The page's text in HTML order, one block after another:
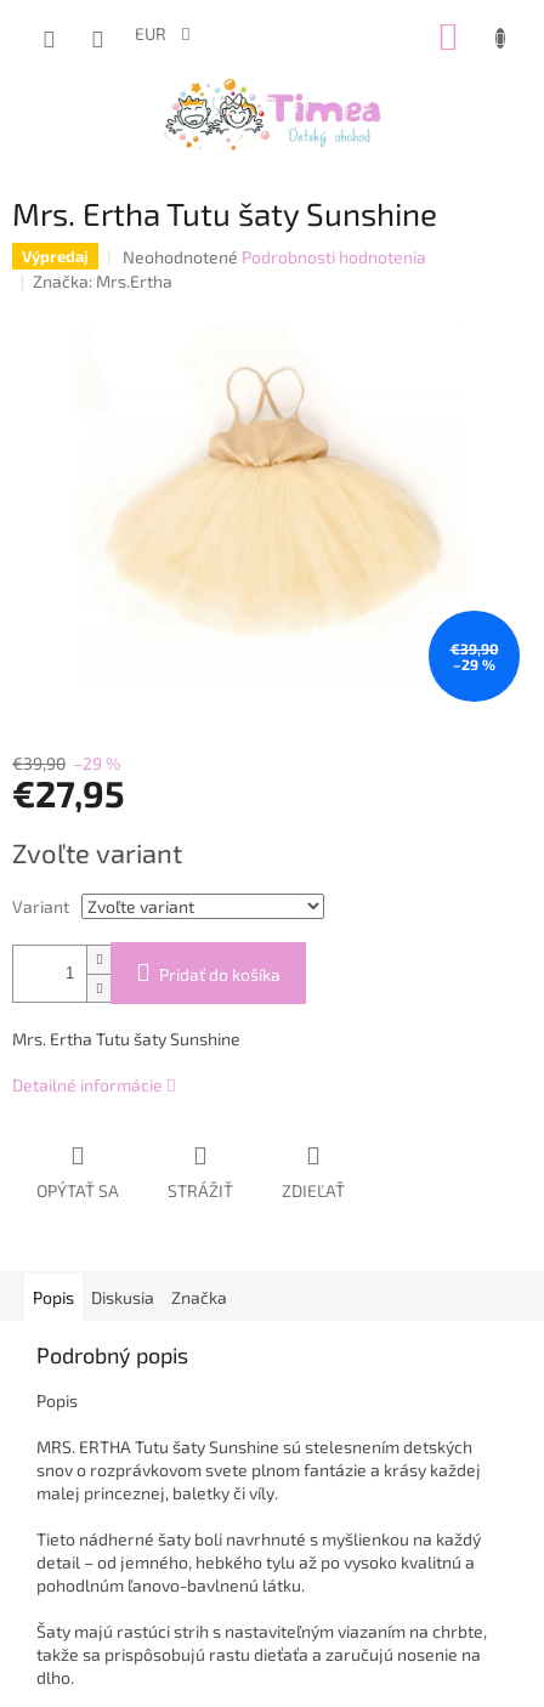
EUR
Mrs. Ertha Tutu šaty Sunshine
Výpredaj
Priemerné
hodnotenie
Neohodnotené Podrobnosti hodnotenia
Značka: Mrs.Ertha
€39,90
–29 %
€39,90 –29 %
€27,95
cena:
Zvoľte variant
Variant
Pridať do košíka
Mrs. Ertha Tutu šaty Sunshine
Detailné informácie
OPÝTAŤ SA STRÁŽIŤ ZDIEĽAŤ
Popis Diskusia Značka
Podrobný popis
Popis
MRS. ERTHA Tutu šaty Sunshine sú stelesnením detských
snov o rozprávkovom svete plnom fantázie a krásy každej
malej princeznej, baletky či víly.
Tieto nádherné šaty boli navrhnuté s myšlienkou na každý
detail – od jemného, hebkého tylu až po vysoko kvalitnú a
pohodlnúm ľanovo-bavlnenú látku.
Šaty majú rastúci strih s nastaviteľným viazaním na chrbte,
takže sa prispôsobujú rastu dieťaťa a zaručujú nosenie na
dlho.